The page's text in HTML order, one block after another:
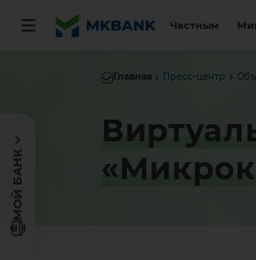
Частным
МОЙ БАНК
Главная Пресс-центр